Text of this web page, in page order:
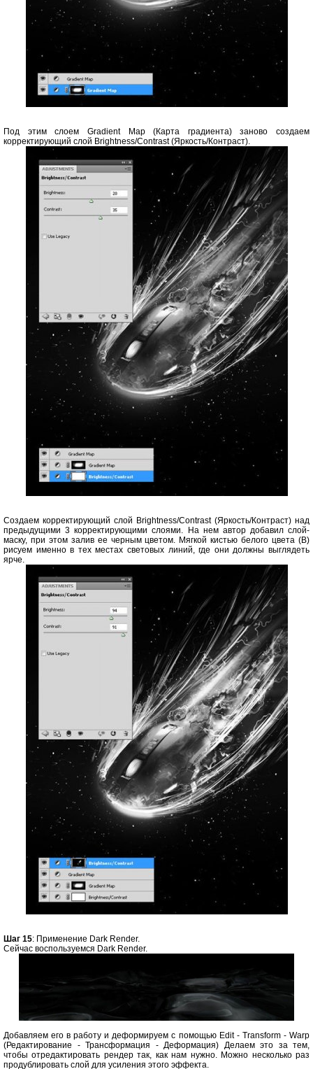
Под этим слоем Gradient Map (Карта градиента) заново создаем
корректирующий слой Brightness/Contrast (Яркость/Контраст).
Создаем корректирующий слой Brightness/Contrast (Яркость/Контраст) над
предыдущими 3 корректирующими слоями. На нем автор добавил слой-
маску, при этом залив ее черным цветом. Мягкой кистью белого цвета (B)
рисуем именно в тех местах световых линий, где они должны выглядеть
ярче.
Шаг 15: Применение Dark Render.
Сейчас воспользуемся Dark Render.
Добавляем его в работу и деформируем с помощью Edit - Transform - Warp
(Редактирование - Трансформация - Деформация) Делаем это за тем,
чтобы отредактировать рендер так, как нам нужно. Можно несколько раз
продублировать слой для усиления этого эффекта.